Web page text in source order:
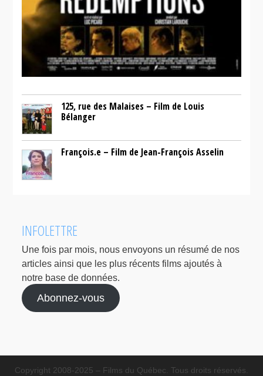
125, rue des Malaises – Film de Louis
Bélanger
François.e – Film de Jean-François Asselin
INFOLETTRE
Une fois par mois, nous envoyons un résumé de nos
articles ainsi que les plus récents films ajoutés à
notre base de données.
Abonnez-vous
Copyright 2008-2025 – Films du Québec. Tous droits réservés.